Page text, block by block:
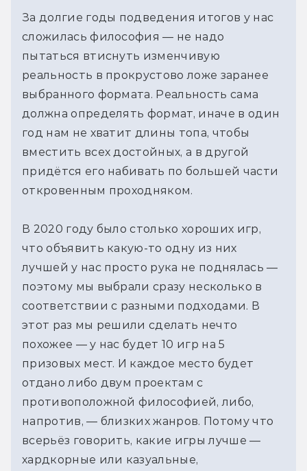
За долгие годы подведения итогов у нас
сложилась философия — не надо
пытаться втиснуть изменчивую
реальность в прокрустово ложе заранее
выбранного формата. Реальность сама
должна определять формат, иначе в один
год нам не хватит длины топа, чтобы
вместить всех достойных, а в другой
придётся его набивать по большей части
откровенным проходняком.
В 2020 году было столько хороших игр,
что объявить какую-то одну из них
лучшей у нас просто рука не поднялась —
поэтому мы выбрали сразу несколько в
соответствии с разными подходами. В
этот раз мы решили сделать нечто
похожее — у нас будет 10 игр на 5
призовых мест. И каждое место будет
отдано либо двум проектам с
противоположной философией, либо,
напротив, — близких жанров. Потому что
всерьёз говорить, какие игры лучше —
хардкорные или казуальные,